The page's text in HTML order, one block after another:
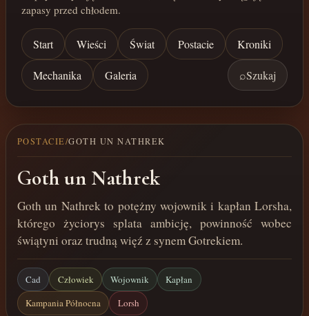
zapasy przed chłodem.
Start Wieści Świat Postacie Kroniki
Mechanika Galeria ⌕Szukaj
POSTACIE/GOTH UN NATHREK
Goth un Nathrek
Goth un Nathrek to potężny wojownik i kapłan Lorsha,
którego życiorys splata ambicję, powinność wobec
świątyni oraz trudną więź z synem Gotrekiem.
Cad Człowiek Wojownik
Kapłan
Kampania Północna
Lorsh